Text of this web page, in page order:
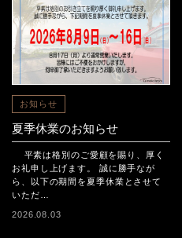
お知らせ
夏季休業のお知らせ
平素は格別のご愛顧を賜り、厚く
お礼申し上げます。 誠に勝手なが
ら、以下の期間を夏季休業とさせて
いただ…
2026.08.03